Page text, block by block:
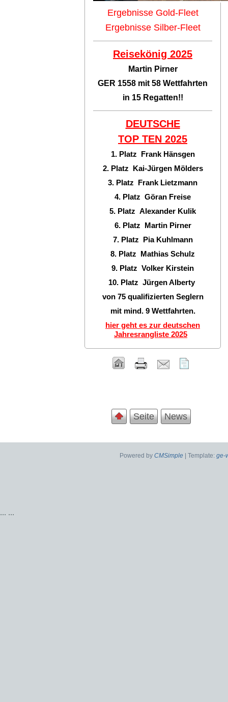
Ergebnisse Gold-Fleet
Ergebnisse Silber-Fleet
Reisekönig 2025
Martin Pirner
GER 1558 mit 58 Wettfahrten
in 15 Regatten!!
DEUTSCHE
TOP TEN 2025
1. Platz Frank Hänsgen
2. Platz Kai-Jürgen Mölders
3. Platz Frank Lietzmann
4. Platz Göran Freise
5. Platz Alexander Kulik
6. Platz Martin Pirner
7. Platz Pia Kuhlmann
8. Platz Mathias Schulz
9. Platz Volker Kirstein
10. Platz Jürgen Alberty
von 75 qualifizierten Seglern
mit mind. 9 Wettfahrten.
hier geht es zur deutschen
Jahresrangliste 2025
Seite News
Powered by CMSimple | Template: ge-
... ...